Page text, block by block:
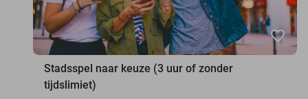
favorite_border
Stadsspel naar keuze (3 uur of zonder
tijdslimiet)